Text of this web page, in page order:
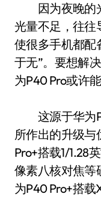
因为夜晚的
光量不足，往往
使很多手机都配
于无”。要想解
为P40 Pro或许
这源于华为
所作出的升级
Pro+搭载1/1.28
像素八核对焦等
为P40 Pro+搭载